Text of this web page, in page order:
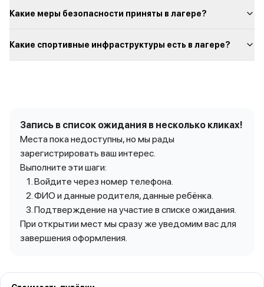
Какие меры безопасности приняты в лагере?
Какие спортивные инфраструктуры есть в лагере?
Запись в список ожидания в несколько кликах!
Места пока недоступны, но мы рады
зарегистрировать ваш интерес.
Выполните эти шаги:
Войдите через номер телефона.
ФИО и данные родителя, данные ребёнка.
Подтверждение на участие в списке ожидания.
При открытии мест мы сразу же уведомим вас для
завершения оформления.